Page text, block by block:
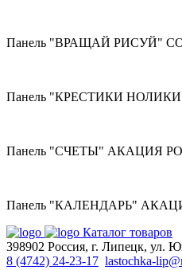
Панель "ВРАЩАЙ РИСУЙ"
Панель "КРЕСТИКИ
Панель "СЧЕТЫ" АКАЦИЯ
Панель "КАЛЕНДАРЬ"
Каталог товаров
398902 Россия, г. Липецк, ул.
8 (4742) 24-23-17 lastochka-